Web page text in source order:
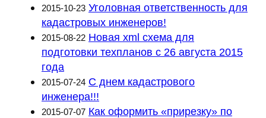
2015-10-23 Уголовная ответственность для
кадастровых инженеров!
2015-08-22 Новая xml схема для
подготовки техпланов с 26 августа 2015
года
2015-07-24 С днем кадастрового
инженера!!!
2015-07-07 Как оформить «прирезку» по